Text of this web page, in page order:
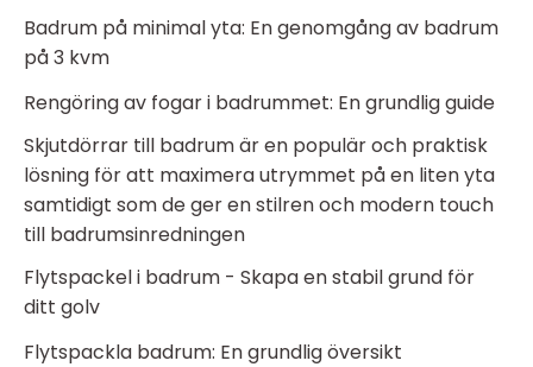
Badrum på minimal yta: En genomgång av badrum
på 3 kvm
Rengöring av fogar i badrummet: En grundlig guide
Skjutdörrar till badrum är en populär och praktisk
lösning för att maximera utrymmet på en liten yta
samtidigt som de ger en stilren och modern touch
till badrumsinredningen
Flytspackel i badrum - Skapa en stabil grund för
ditt golv
Flytspackla badrum: En grundlig översikt